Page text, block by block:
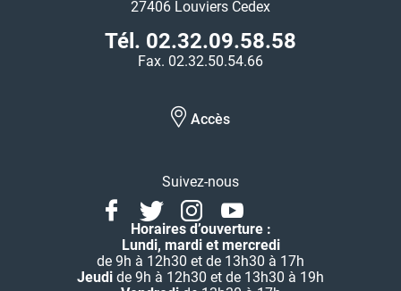
27406 Louviers Cedex
Tél. 02.32.09.58.58
Fax. 02.32.50.54.66
Accès
Suivez-nous
FacebookTwitterInstagramYoutube
Horaires d’ouverture :
Lundi, mardi et mercredi
de 9h à 12h30 et de 13h30 à 17h
Jeudi de 9h à 12h30 et de 13h30 à 19h